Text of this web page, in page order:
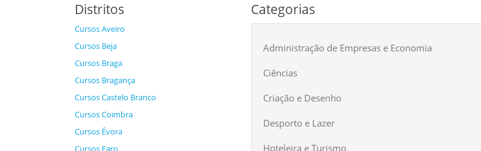
Distritos
Cursos Aveiro
Cursos Beja
Cursos Braga
Cursos Bragança
Cursos Castelo Branco
Cursos Coimbra
Cursos Évora
Cursos Faro
Categorias
Administração de Empresas e Economia
Ciências
Criação e Desenho
Desporto e Lazer
Hoteleira e Turismo